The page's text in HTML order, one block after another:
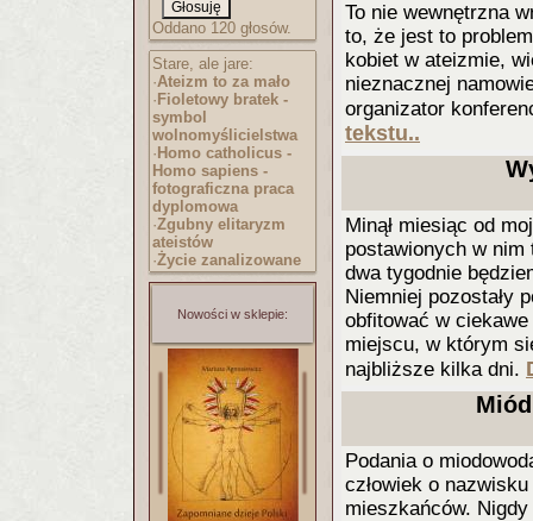
Oddano 120 głosów.
Stare, ale jare:
·Ateizm to za mało
· Fioletowy bratek -
symbol
wolnomyślicielstwa
· Homo catholicus -
Homo sapiens -
fotograficzna praca
dyplomowa
·Zgubny elitaryzm
ateistów
·Życie zanalizowane
Nowości w sklepie:
To nie wewnętrzna
to, że jest to
kobiet w ateizmie,
nieznacznej
organizator
tekstu..
Minął miesiąc od
postawionych w
dwa tygodnie
Niemniej pozostały
obfitować w
miejscu, w którym
najbliższe kilka dni.
Podania o
człowiek o
mieszkańców. Nigdy